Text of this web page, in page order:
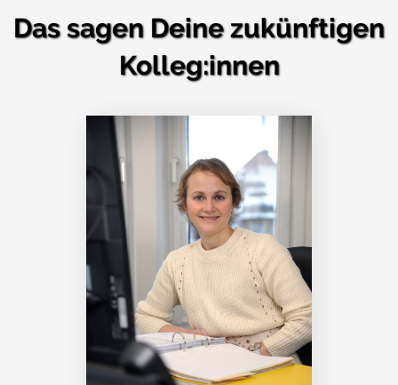
Das sagen Deine zukünftigen
Kolleg:innen